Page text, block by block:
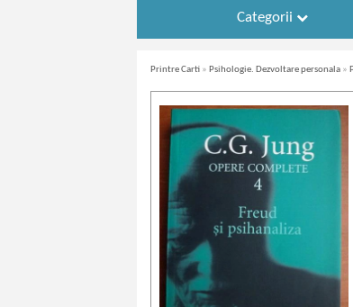
Categorii
Printre Carti » Psihologie. Dezvoltare personala »